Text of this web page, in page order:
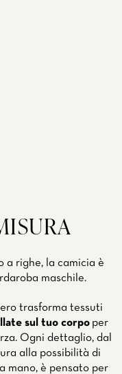
a righe, la camicia è
maschile.
trasforma tessuti
sul tuo corpo per
Ogni dettaglio, dal
alla possibilità di
mano, è pensato per